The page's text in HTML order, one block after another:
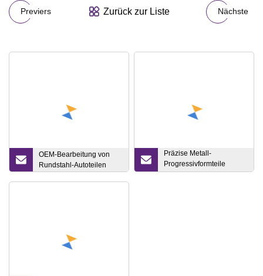
Previers Zurück zur Liste Nächste
OEM-Bearbeitung von
Rundstahl-Autoteilen
Präzise Metall-
Progressivformteile
Kunststoffform-